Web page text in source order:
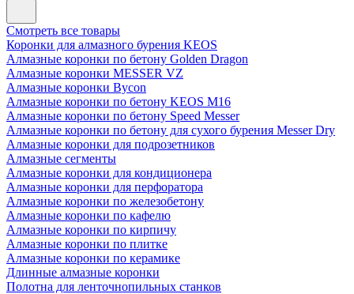
Смотреть все товары
Коронки для алмазного бурения KEOS
Алмазные коронки по бетону Golden Dragon
Алмазные коронки MESSER VZ
Алмазные коронки Bycon
Алмазные коронки по бетону KEOS M16
Алмазные коронки по бетону Speed Messer
Алмазные коронки по бетону для сухого бурения Messer Dry
Алмазные коронки для подрозетников
Алмазные сегменты
Алмазные коронки для кондиционера
Алмазные коронки для перфоратора
Алмазные коронки по железобетону
Алмазные коронки по кафелю
Алмазные коронки по кирпичу
Алмазные коронки по плитке
Алмазные коронки по керамике
Длинные алмазные коронки
Полотна для ленточнопильных станков